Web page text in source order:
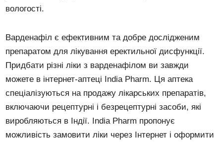
вологості.
Варденафіл є ефективним та добре дослідженим
препаратом для лікування еректильної дисфункції.
Придбати різні ліки з варденафілом ви завжди
можете в інтернет-аптеці India Pharm. Ця аптека
спеціалізуються на продажу лікарських препаратів,
включаючи рецептурні і безрецептурні засоби, які
виробляються в Індії. India Pharm пропонує
можливість замовити ліки через Інтернет і оформити